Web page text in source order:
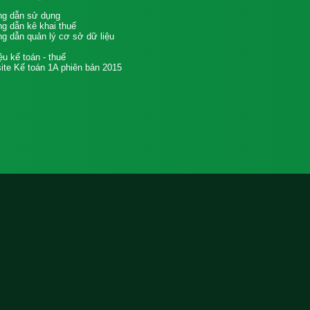
dẫn sử dụng
dẫn kê khai thuế
dẫn quản lý cơ sở dữ liệu
kế toán - thuế
Kế toán 1A phiên bản 2015